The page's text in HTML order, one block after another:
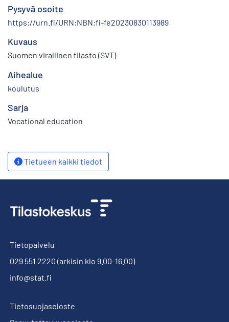
Pysyvä osoite
https://urn.fi/URN:NBN:fi-fe20230830113989
Kuvaus
Suomen virallinen tilasto (SVT)
Aihealue
koulutus
Sarja
Vocational education
Tietueen kaikki tiedot
Tietopalvelu
029 551 2220 (arkisin klo 9.00-16.00)
info@stat.fi
Tietosuojaseloste